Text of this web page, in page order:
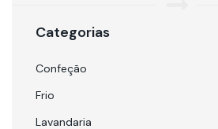
Categorias
Confeção
Frio
Lavandaria